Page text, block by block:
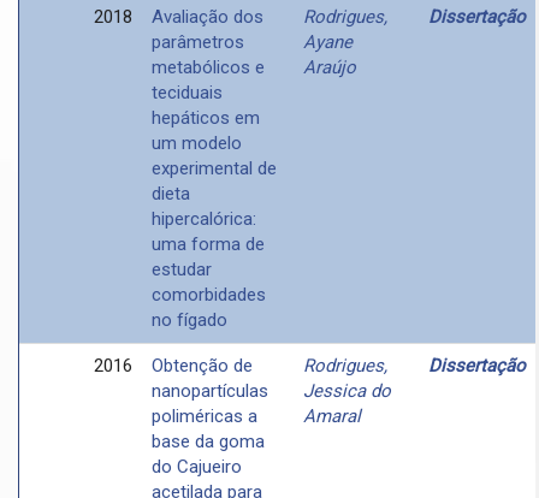
2018
Avaliação dos
parâmetros
metabólicos e
teciduais
hepáticos em
um modelo
experimental de
dieta
hipercalórica:
uma forma de
estudar
comorbidades
no fígado
Rodrigues,
Ayane
Araújo
Dissertação
2016
Obtenção de
nanopartículas
poliméricas a
base da goma
do Cajueiro
acetilada para
Rodrigues,
Jessica do
Amaral
Dissertação